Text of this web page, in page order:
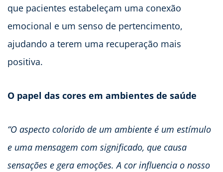
que pacientes estabeleçam uma conexão
emocional e um senso de pertencimento,
ajudando a terem uma recuperação mais
positiva.
O papel das cores em ambientes de saúde
“O aspecto colorido de um ambiente é um estímulo
e uma mensagem com significado, que causa
sensações e gera emoções. A cor influencia o nosso